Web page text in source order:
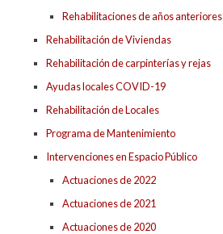
Rehabilitaciones de años anteriores
Rehabilitación de Viviendas
Rehabilitación de carpinterías y rejas
Ayudas locales COVID-19
Rehabilitación de Locales
Programa de Mantenimiento
Intervenciones en Espacio Público
Actuaciones de 2022
Actuaciones de 2021
Actuaciones de 2020